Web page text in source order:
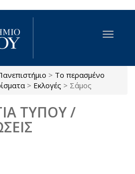
περιεχόμενο
Toggle
> Το περασμένο
> Εκλογές > Σάμος
ΤΥΠΟΥ /